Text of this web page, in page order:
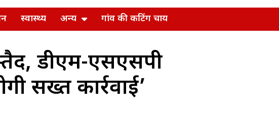
स्वास्थ्य अन्य गांव की कटिंग चाय
डीएम-एसएसपी
सख्त कार्रवाई’